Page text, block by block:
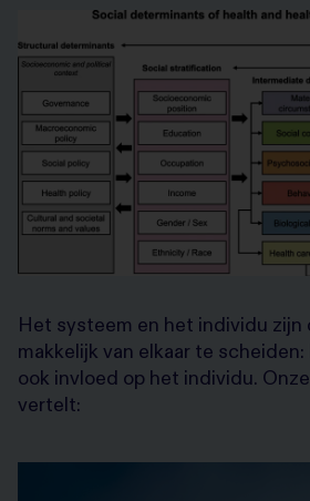
Het systeem en het individu zijn
makkelijk van elkaar te
ook invloed op het individu.
vertelt: